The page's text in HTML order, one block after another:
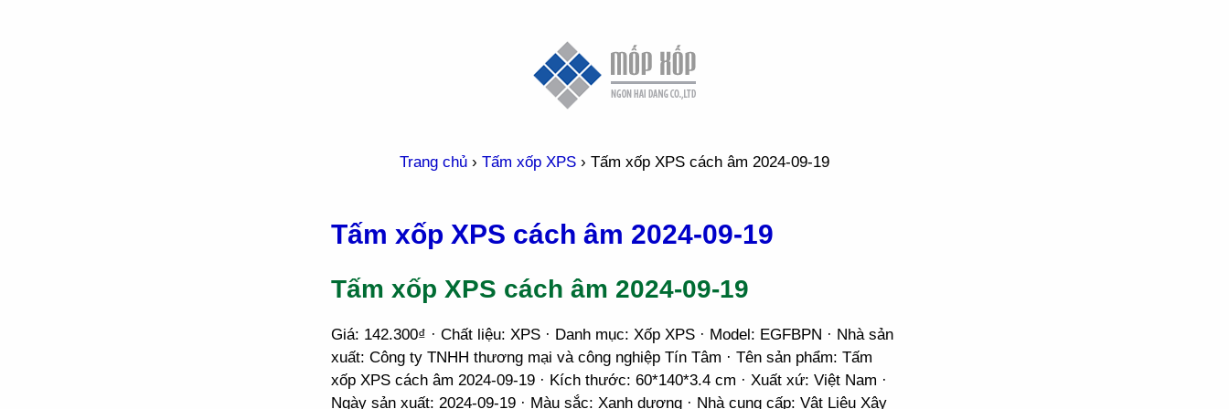
Trang chủ › Tấm xốp XPS › Tấm xốp XPS cách âm 2024-09-19
Tấm xốp XPS cách âm 2024-09-19
Tấm xốp XPS cách âm 2024-09-19
Giá: 142.300₫ · Chất liệu: XPS · Danh mục: Xốp XPS · Model: EGFBPN · Nhà sản
xuất: Công ty TNHH thương mại và công nghiệp Tín Tâm · Tên sản phẩm: Tấm
xốp XPS cách âm 2024-09-19 · Kích thước: 60*140*3.4 cm · Xuất xứ: Việt Nam ·
Ngày sản xuất: 2024-09-19 · Màu sắc: Xanh dương · Nhà cung cấp: Vật Liệu Xây